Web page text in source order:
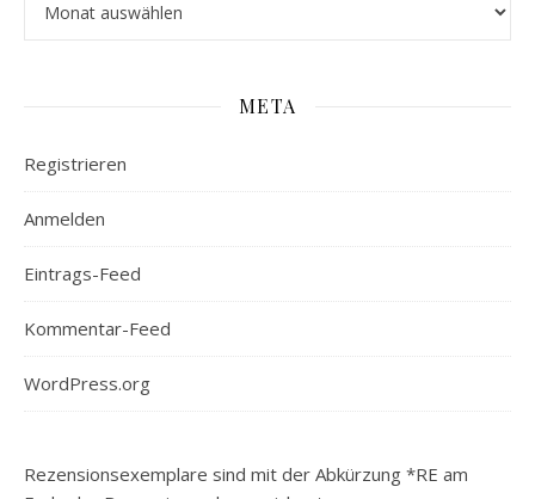
META
Registrieren
Anmelden
Eintrags-Feed
Kommentar-Feed
WordPress.org
Rezensionsexemplare sind mit der Abkürzung *RE am